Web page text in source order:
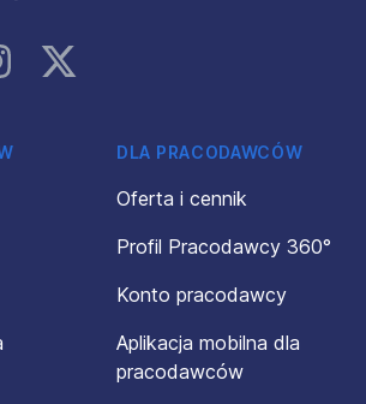
Instagram
DLA PRACODAWCÓW
Oferta i cennik
Profil Pracodawcy 360°
Konto pracodawcy
Aplikacja mobilna dla
pracodawców